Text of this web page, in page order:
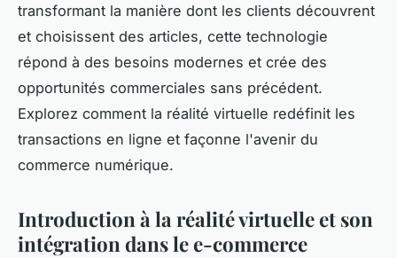
transformant la manière dont les clients découvrent
et choisissent des articles, cette technologie
répond à des besoins modernes et crée des
opportunités commerciales sans précédent.
Explorez comment la réalité virtuelle redéfinit les
transactions en ligne et façonne l'avenir du
commerce numérique.
Introduction à la réalité virtuelle et son
intégration dans le e-commerce